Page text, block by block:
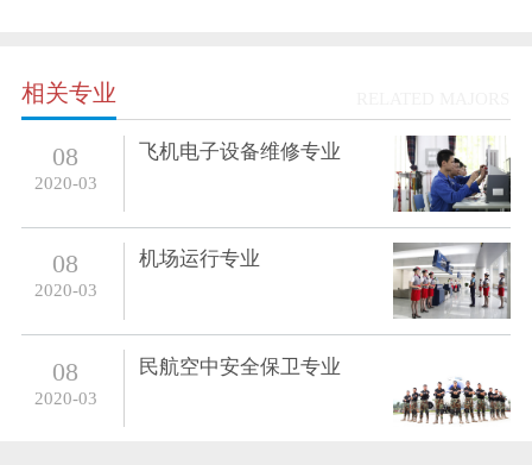
相关专业
08
2020-03
飞机电子设备维修专业
08
2020-03
机场运行专业
08
2020-03
民航空中安全保卫专业